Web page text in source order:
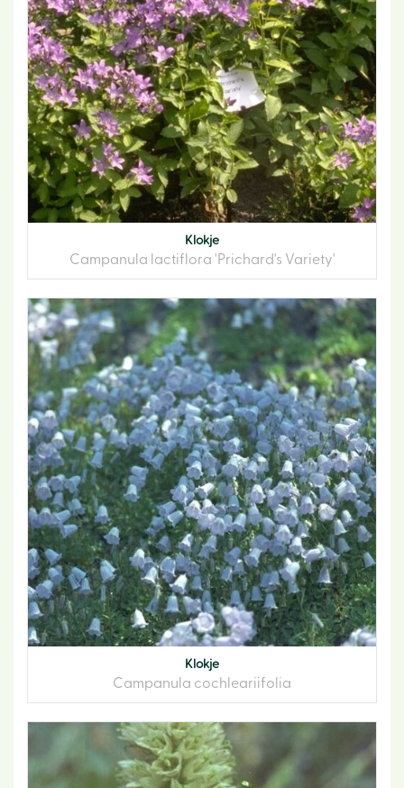
Klokje
Campanula lactiflora 'Prichard's Variety'
Klokje
Campanula cochleariifolia